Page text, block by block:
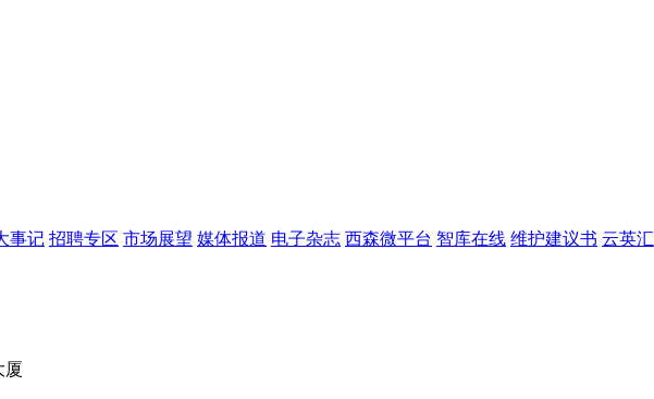
事记 招聘专区 市场展望 媒体报道 电子杂志 西森微平台 智库在线 维护建议书 云英汇
厦